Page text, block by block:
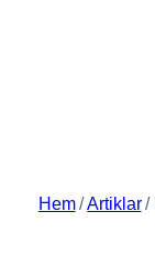
Hem/Artiklar/